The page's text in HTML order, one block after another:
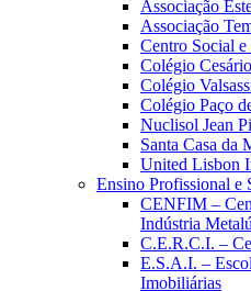
Associação
Associação
Centro Social
Colégio
Colégio
Colégio Paço
Nuclisol Jean
Santa Casa da
United Lisbon
Ensino Profissional e
CENFIM –
Indústria
C.E.R.C.I. –
E.S.A.I. –
Imobiliárias